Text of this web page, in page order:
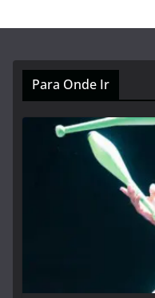
Para Onde Ir